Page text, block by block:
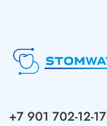
+7 901 702-12-17